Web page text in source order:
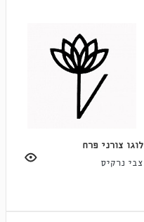
לוגו צורני פרח
צבי נרקיס